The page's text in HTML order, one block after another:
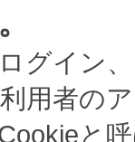
グイン
用者の
と